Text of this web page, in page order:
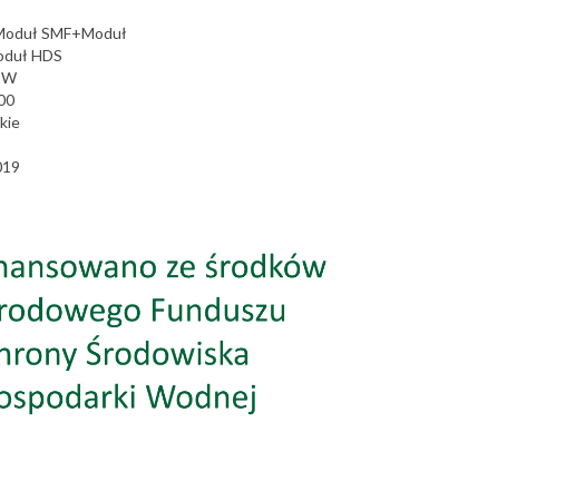
SMF+Moduł
HDS